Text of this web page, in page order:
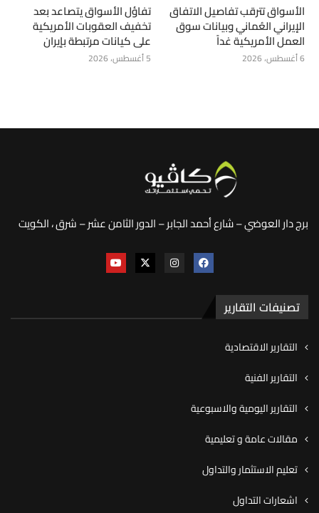
الأسواق تترقب تفاصيل الاتفاق
الإيراني العُماني وبيانات سوق
العمل الأمريكية غداً
6 أغسطس، 2026
تفاؤل الأسواق يتصاعد بعد
تخفيف العقوبات الأمريكية
على كيانات مرتبطة بإيران
5 أغسطس، 2026
برج دار العوضي – شارع أحمد الجابر – الدور الثامن عشر – شرق ، الكويت
تصنيفات التقارير
التقارير الاقتصادية
التقارير الفنية
التقارير اليومية والاسبوعية
مقالات عامة و تعليمية
تعليم الاستثمار والتداول
اشعارات التداول